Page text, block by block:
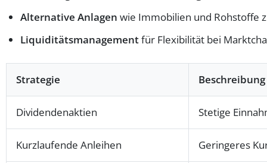
Alternative Anlagen wie Immobilien und Rohstoffe
Liquiditätsmanagementfür Flexibilität bei
Strategie Beschreibung
Dividendenaktien Stetige
Kurzlaufende Anleihen Geringeres